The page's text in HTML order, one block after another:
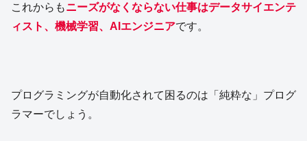
これからもニーズがなくならない仕事はデータサイエンテ
ィスト、機械学習、AIエンジニアです。
プログラミングが自動化されて困るのは「純粋な」プログ
ラマーでしょう。